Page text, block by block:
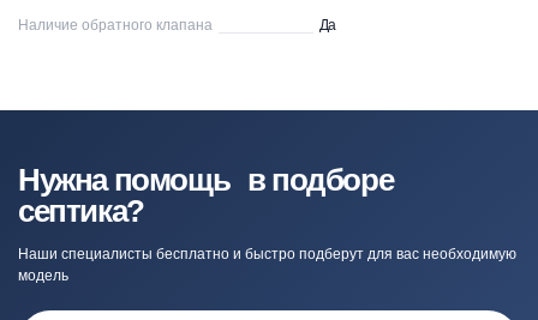
Наличие обратного клапана Да
Нужна помощь в подборе
септика?
Наши специалисты бесплатно и быстро подберут для вас необходимую
модель